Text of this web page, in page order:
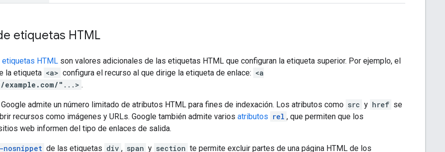
etiquetas HTML
etiquetas HTML son valores adicionales de las etiquetas HTML que configuran la etiqueta superior. Por ejemplo, el
la etiqueta <a> configura el recurso al que dirige la etiqueta de enlace: <a
" ...> .
Google admite un número limitado de atributos HTML para fines de indexación. Los atributos como src y href se
recursos como imágenes y URLs. Google también admite varios atributos rel , que permiten que los
web informen del tipo de enlaces de salida.
nosnippet de las etiquetas div , span y section te permite excluir partes de una página HTML de los